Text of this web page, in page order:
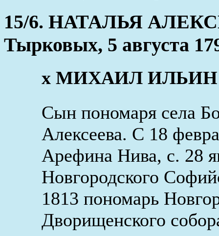
15/6. НАТАЛЬЯ
Тырковых, 5 августа
х МИХАИЛ ИЛЬИН (5
Сын пономаря села
Алексеева. С 18
Арефина Нива, с. 28
Новгородского
1813 пономарь
Дворищенского